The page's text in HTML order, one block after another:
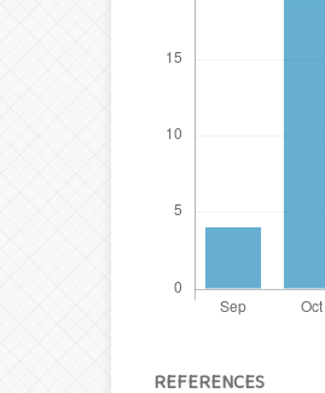
REFERENCES